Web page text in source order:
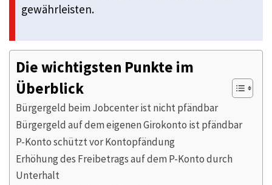
gewährleisten.
Die wichtigsten Punkte im
Überblick
Bürgergeld beim Jobcenter ist nicht pfändbar
Bürgergeld auf dem eigenen Girokonto ist pfändbar
P-Konto schützt vor Kontopfändung
Erhöhung des Freibetrags auf dem P-Konto durch
Unterhalt